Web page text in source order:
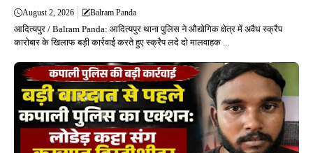
August 2, 2026 Balram Panda
आदित्यपुर / Balram Panda: आदित्यपुर थाना पुलिस ने औद्योगिक क्षेत्र में अवैध स्क्रैप
कारोबार के खिलाफ बड़ी कार्रवाई करते हुए स्क्रैप लदे दो मालवाहक ...